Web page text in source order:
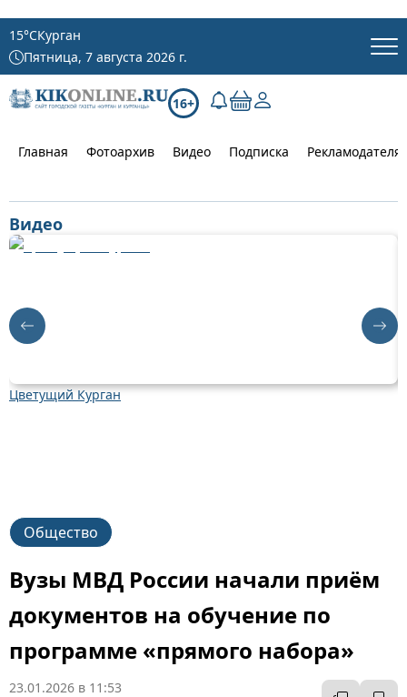
15°CКурган
Пятница, 7 августа 2026 г.
16+
Главная Фотоархив Видео Подписка
Видео
Цветущий Курган
Общество
Вузы МВД России начали приём
документов на обучение по
программе «прямого набора»
23.01.2026 в 11:53